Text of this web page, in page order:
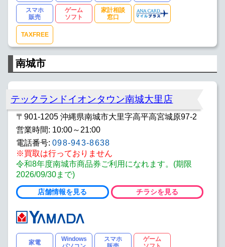
スマホ
販売
ゲーム
ソフト
家計相談
窓口
TAXFREE
南城市
テックランドイオンタウン南城大里店
〒901-1205 沖縄県南城市大里字高平高宮城原97-2
営業時間: 10:00～21:00
電話番号: 098-943-8638
※買取は行っておりません
令和8年度南城市商品券ご利用になれます。(期限
2026/09/30まで)
店舗情報を見る チラシを見る
家電
Windows
パソコン
スマホ
販売
ゲーム
ソフト